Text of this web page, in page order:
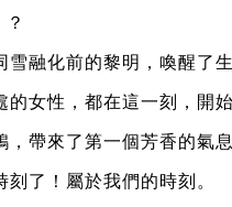
雪融化前的黎明，喚醒了
的女性，都在這一刻，開
，帶來了第一個芳香的氣
刻了！屬於我們的時刻。